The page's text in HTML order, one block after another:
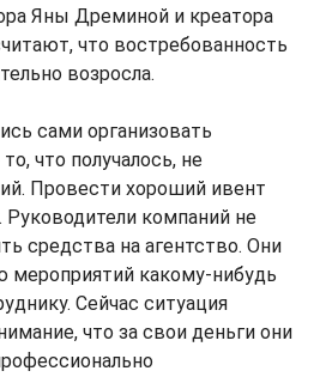
Яны Дреминой и креатора
что востребованность
возросла.
сами организовать
что получалось, не
Провести хороший ивент
компаний не
средства на агентство. Они
мероприятий какому-нибудь
Сейчас ситуация
что за свои деньги они